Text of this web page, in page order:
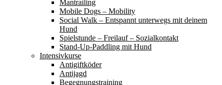
Mantrailing
Mobile Dogs – Mobility
Social Walk – Entspannt unterwegs mit deinem
Hund
Spielstunde – Freilauf – Sozialkontakt
Stand-Up-Paddling mit Hund
Intensivkurse
Antigiftköder
Antijagd
Begegnungstraining